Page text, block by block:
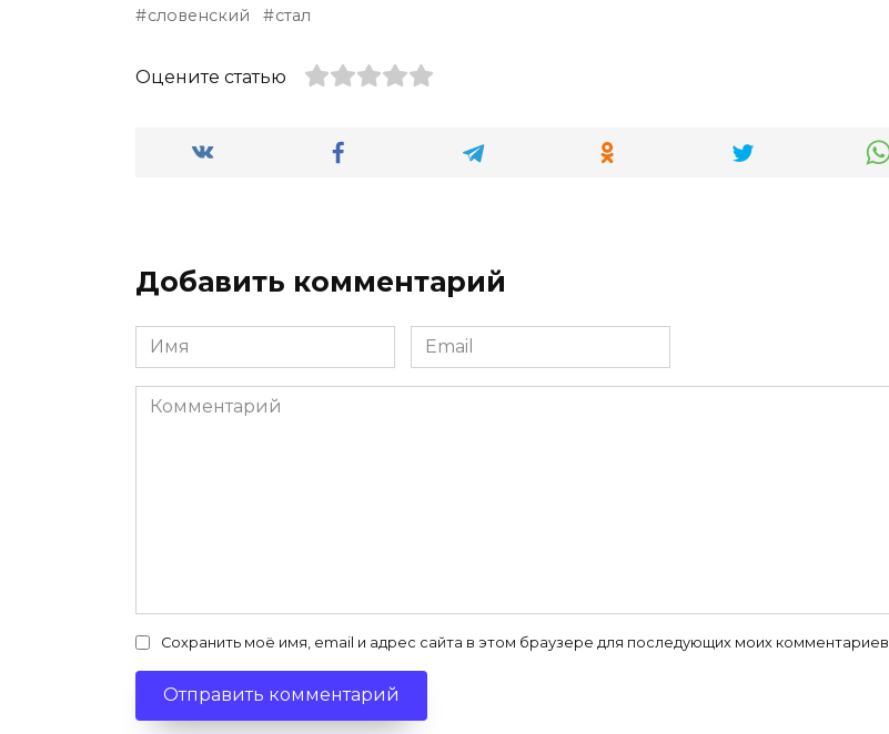
словенский
стал
Оцените статью
Добавить комментарий
Имя
*
Email
*
Комментарий
Сохранить моё имя, email и адрес сайта в этом браузере для последующих моих комментариев.